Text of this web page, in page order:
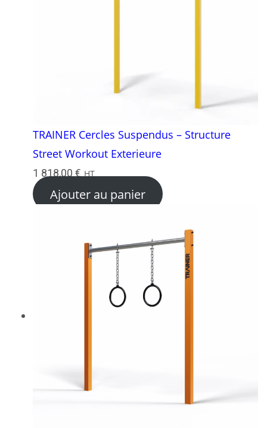
TRAINER Cercles Suspendus – Structure
Street Workout Exterieure
1 818,00€ HT
Ajouter au panier